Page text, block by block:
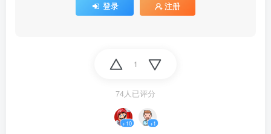
登录 注册
1
74人已评分
+10 +1